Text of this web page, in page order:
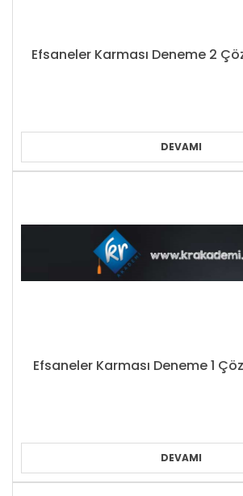
Efsaneler Karması Deneme 2
DEVAMI
Efsaneler Karması Deneme 1
DEVAMI